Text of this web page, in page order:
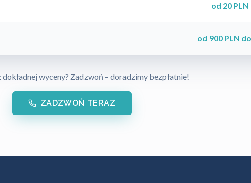
od 20 PLN
od 900 PLN
wyceny? Zadzwoń – doradzimy bezpłatnie!
ZADZWOŃ TERAZ